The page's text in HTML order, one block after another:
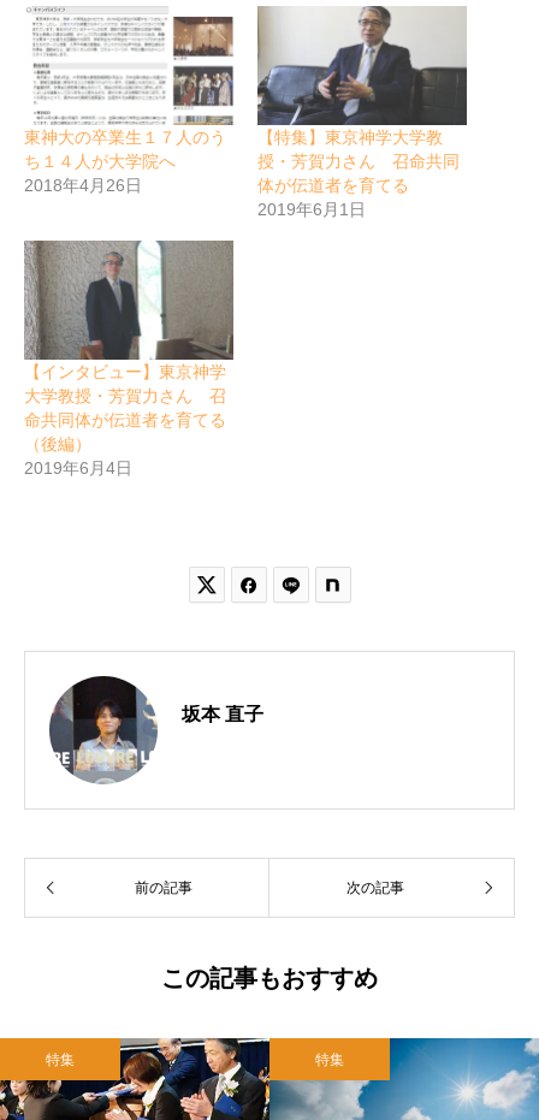
東神大の卒業生１７人のう
ち１４人が大学院へ
2018年4月26日
【特集】東京神学大学教
授・芳賀力さん 召命共同
体が伝道者を育てる
2019年6月1日
【インタビュー】東京神学
大学教授・芳賀力さん 召
命共同体が伝道者を育てる
（後編）
2019年6月4日
 
坂本 直子
前の記事 次の記事
この記事もおすすめ
特集 特集